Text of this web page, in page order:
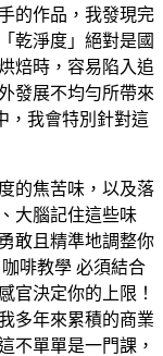
的作品，我發現完
乾淨度」絕對是國
焙時，容易陷入追
發展不均勻所帶來
，我會特別針對這
的焦苦味，以及落
大腦記住這些味
敢且精準地調整你
啡教學 必須結合
官決定你的上限！
多年來累積的商業
不單單是一門課，